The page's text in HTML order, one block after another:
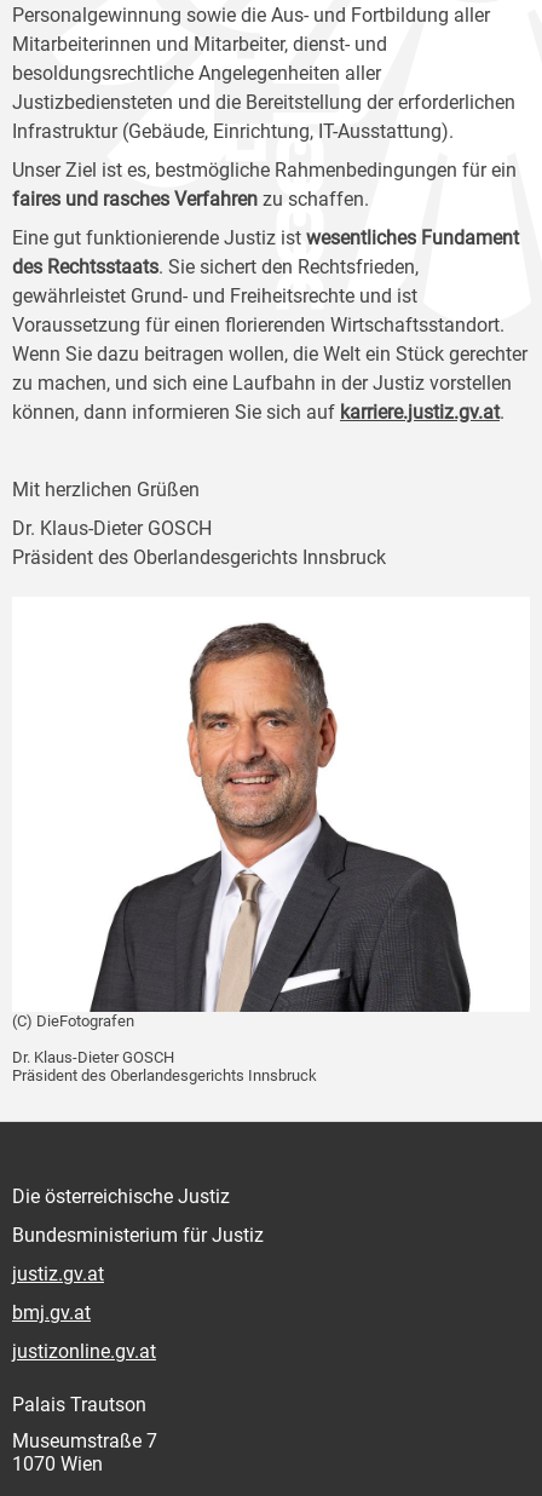
Personalgewinnung sowie die Aus- und Fortbildung aller
Mitarbeiterinnen und Mitarbeiter, dienst- und
besoldungsrechtliche Angelegenheiten aller
Justizbediensteten und die Bereitstellung der erforderlichen
Infrastruktur (Gebäude, Einrichtung, IT-Ausstattung).
Unser Ziel ist es, bestmögliche Rahmenbedingungen für ein
faires und rasches Verfahren zu schaffen.
Eine gut funktionierende Justiz ist wesentliches Fundament
des Rechtsstaats. Sie sichert den Rechtsfrieden,
gewährleistet Grund- und Freiheitsrechte und ist
Voraussetzung für einen florierenden Wirtschaftsstandort.
Wenn Sie dazu beitragen wollen, die Welt ein Stück gerechter
zu machen, und sich eine Laufbahn in der Justiz vorstellen
können, dann informieren Sie sich auf karriere.justiz.gv.at.
Mit herzlichen Grüßen
Dr. Klaus-Dieter GOSCH
Präsident des Oberlandesgerichts Innsbruck
(C) DieFotografen
Dr. Klaus-Dieter GOSCH
Präsident des Oberlandesgerichts Innsbruck
Die österreichische Justiz
Bundesministerium für Justiz
justiz.gv.at
bmj.gv.at
justizonline.gv.at
Palais Trautson
Museumstraße 7
1070 Wien